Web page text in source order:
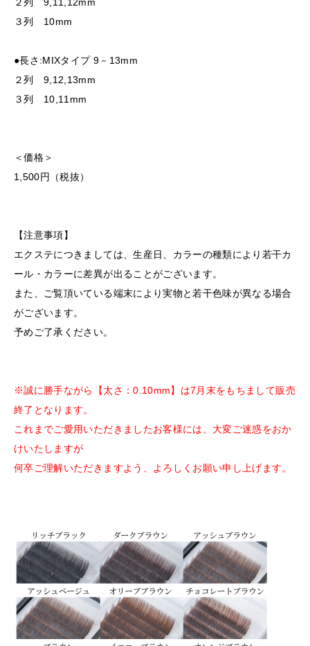
３列 10mm
●長さ:MIXタイプ 9－13mm
２列 9,12,13mm
３列 10,11mm
＜価格＞
1,500円（税抜）
【注意事項】
エクステにつきましては、生産日、カラーの種類により若干カ
ール・カラーに差異が出ることがございます。
また、ご覧頂いている端末により実物と若干色味が異なる場合
がございます。
予めご了承ください。
※誠に勝手ながら【太さ：0.10mm】は7月末をもちまして販売
終了となります。
これまでご愛用いただきましたお客様には、大変ご迷惑をおか
けいたしますが
何卒ご理解いただきますよう、よろしくお願い申し上げます。